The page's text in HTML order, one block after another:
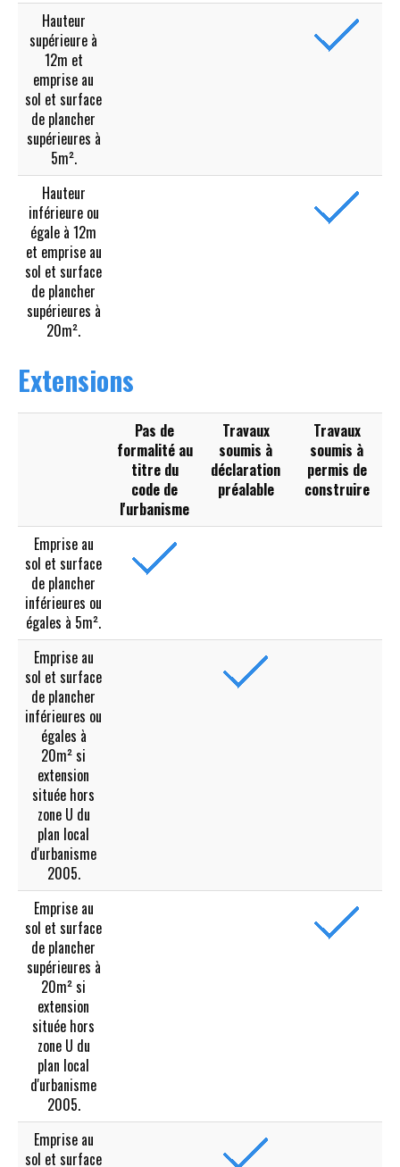
Hauteur
supérieure à
12m et
emprise au
sol et surface
de plancher
supérieures à
5m².
Hauteur
inférieure ou
égale à 12m
et emprise au
sol et surface
de plancher
supérieures à
20m².
Extensions
Pas de
formalité au
titre du
code de
l'urbanisme
Travaux
soumis à
déclaration
préalable
Travaux
soumis à
permis de
construire
Emprise au
sol et surface
de plancher
inférieures ou
égales à 5m².
Emprise au
sol et surface
de plancher
inférieures ou
égales à
20m² si
extension
située hors
zone U du
plan local
d'urbanisme
2005.
Emprise au
sol et surface
de plancher
supérieures à
20m² si
extension
située hors
zone U du
plan local
d'urbanisme
2005.
Emprise au
sol et surface